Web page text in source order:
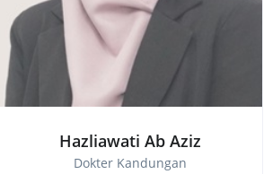
Hazliawati Ab Aziz
Dokter Kandungan